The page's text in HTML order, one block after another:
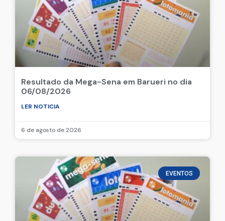
Resultado da Mega-Sena em Barueri no dia
06/08/2026
LER NOTICIA
6 de agosto de 2026
EVENTOS